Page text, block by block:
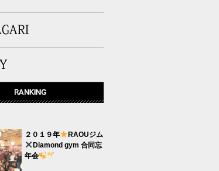
２０１９年
RAOUジム
Diamond gym 合同忘
年会